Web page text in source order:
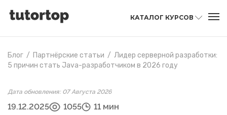
КАТАЛОГ КУРСОВ
Блог / Партнёрские статьи / Лидер серверной разработки:
5 причин стать Java-разработчиком в 2026 году
Дата обновления: 07 Августа 2026
19.12.2025 1055 11 мин